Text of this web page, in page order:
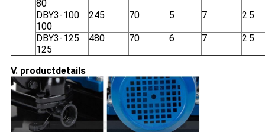
80
DBY3-
100
100 245 70 5 7 2.5
DBY3-
125
125 480 70 6 7 2.5
V. productdetails